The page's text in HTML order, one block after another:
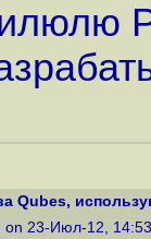
Qubes,
on 23-Июл-12,